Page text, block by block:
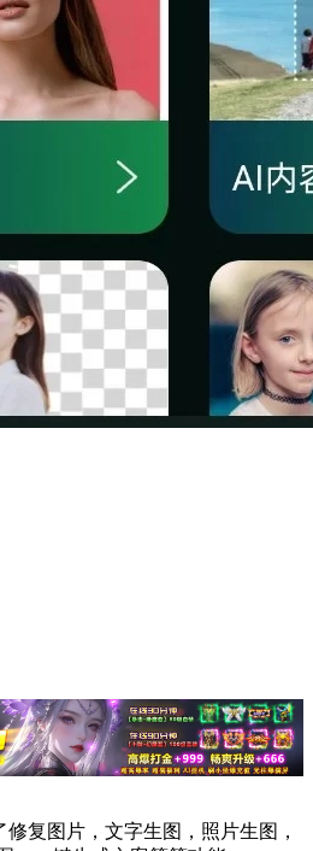
复图片，文字生图，照片生图，